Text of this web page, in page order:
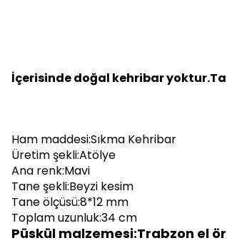
İçerisinde doğal kehribar
Ham maddesi:Sıkma Kehribar
Üretim şekli:Atölye
Ana renk:Mavi
Tane şekli:Beyzi kesim
Tane ölçüsü:8*12 mm
Toplam uzunluk:34 cm
Püskül malzemesi:Trabzon el